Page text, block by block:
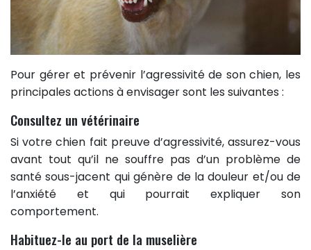
Pour gérer et prévenir l’agressivité de son chien, les
principales actions à envisager sont les suivantes :
Consultez un vétérinaire
Si votre chien fait preuve d’agressivité, assurez-vous
avant tout qu’il ne souffre pas d’un problème de
santé sous-jacent qui génère de la douleur et/ou de
l’anxiété et qui pourrait expliquer son
comportement.
Habituez-le au port de la muselière